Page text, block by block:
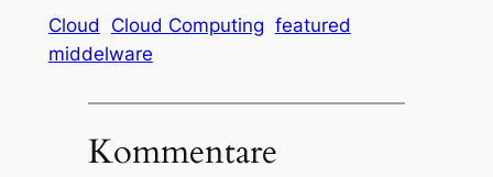
Cloud Cloud Computing featured
middelware
Kommentare